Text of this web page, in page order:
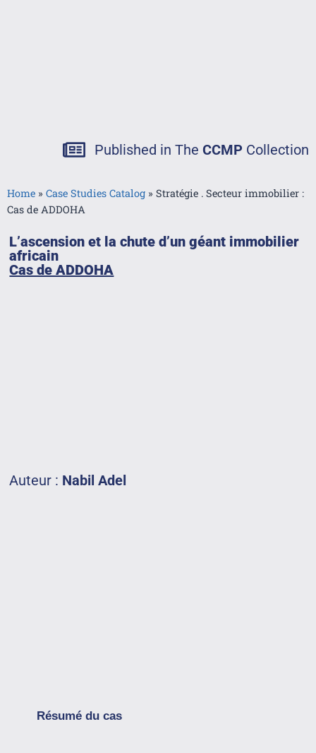
Published in The CCMP Collection
Home » Case Studies Catalog » Stratégie . Secteur immobilier :
Cas de ADDOHA
L’ascension et la chute d’un géant immobilier
africain
Cas de ADDOHA
Auteur : Nabil Adel
Résumé du cas